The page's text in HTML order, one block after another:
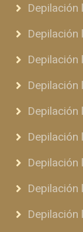
Depilación
Depilación
Depilación
Depilación
Depilación
Depilación
Depilación
Depilación